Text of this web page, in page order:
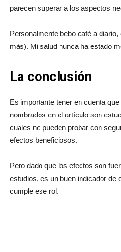
parecen superar a los aspectos
Personalmente bebo café a
más). Mi salud nunca ha estado
La conclusión
Es importante tener en cuenta
nombrados en el artículo son
cuales no pueden probar con
efectos beneficiosos.
Pero dado que los efectos son
estudios, es un buen indicador de
cumple ese rol.